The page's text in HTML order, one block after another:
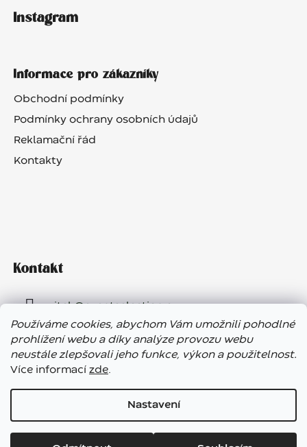
Používáme cookies, abychom Vám umožnili pohodlné
prohlížení webu a díky analýze provozu webu
neustále zlepšovali jeho funkce, výkon a použitelnost.
Více informací zde.
Nastavení
Vážení zákazníci, ve dnech 7. – 13. 8. bude náš showroom
Instagram
Informace pro zákazníky
Obchodní podmínky
Podmínky ochrany osobních údajů
Reklamační řád
Kontakty
Kontakt
vitek@eventselection.cz
+420 602 410 657
Vytvořil Shoptet